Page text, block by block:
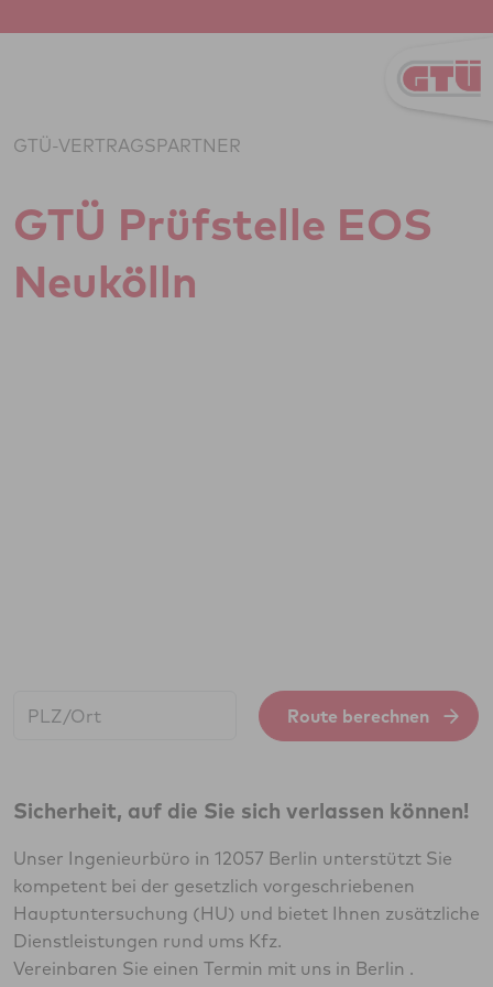
GTÜ-VERTRAGSPARTNER
GTÜ Prüf­stelle EOS
Neu­kölln
Route berechnen
Sicherheit, auf die Sie sich verlassen können!
Unser Ingenieurbüro in 12057 Berlin unterstützt Sie
kompetent bei der gesetzlich vorgeschriebenen
Hauptuntersuchung (HU) und bietet Ihnen zusätzliche
Dienstleistungen rund ums Kfz.
Vereinbaren Sie einen Termin mit uns in Berlin .